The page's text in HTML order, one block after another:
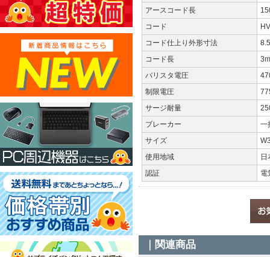
アースコード長
コード
コード仕上り外形寸法
コード長
3m
バリスタ電圧
制限電圧
サージ耐量
ブレーカー
一
サイズ
使用地域
認証
電
｜関連商品